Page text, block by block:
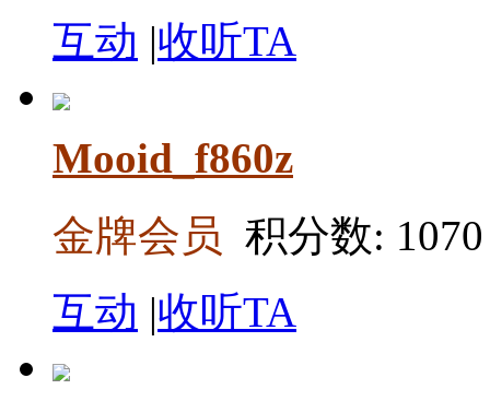
互动 |收听TA
Mooid_f860z
金牌会员 积分数: 1070
互动 |收听TA